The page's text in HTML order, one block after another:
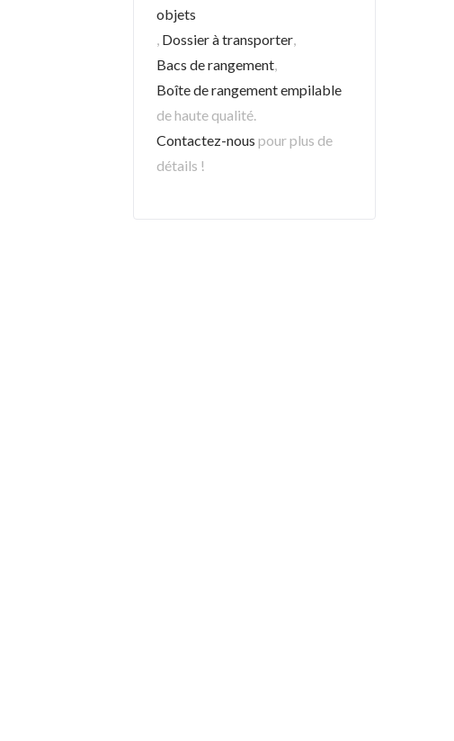
objets
, Dossier à transporter,
Bacs de rangement,
Boîte de rangement empilable
de haute qualité.
Contactez-nous pour plus de
détails !